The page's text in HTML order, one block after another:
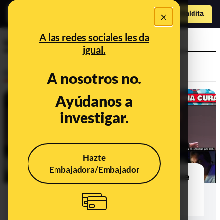
×
A las redes sociales les da
igual.
A nosotros no.
Ayúdanos a
investigar.
Hazte
Embajadora/Embajador
Hazte Maldito
a
ultrasonidos
No hay evidencia científica de que se
frecuencias resonantes